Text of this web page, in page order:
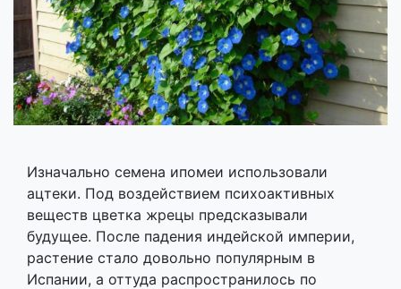
Изначально семена ипомеи использовали
ацтеки. Под воздействием психоактивных
веществ цветка жрецы предсказывали
будущее. После падения индейской империи,
растение стало довольно популярным в
Испании, а оттуда распространилось по